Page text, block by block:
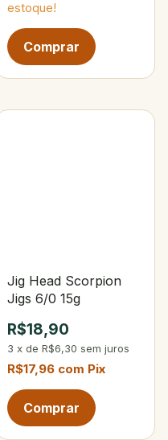
estoque!
Jig Head Scorpion
Jigs 6/0 15g
R$18,90
3 x de R$6,30 sem juros
R$17,96 com Pix